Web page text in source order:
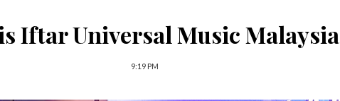
Iftar Universal Music Malaysia
9:19 PM